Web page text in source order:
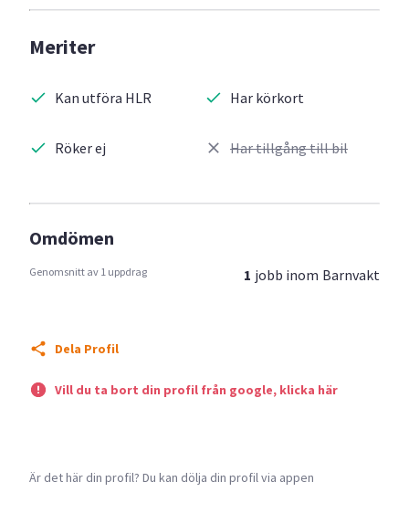
Meriter
Kan utföra HLR
Röker ej
Har körkort
Har tillgång till bil
Omdömen
Genomsnitt av 1 uppdrag 1 jobb inom Barnvakt
Dela Profil
Vill du ta bort din profil från google, klicka här
Är det här din profil? Du kan dölja din profil via appen